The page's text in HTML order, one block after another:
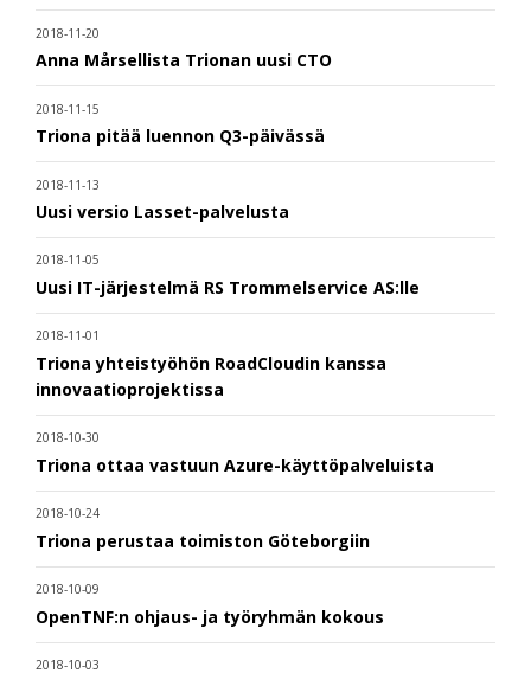
2018-11-20
Anna Mårsellista Trionan uusi CTO
2018-11-15
Triona pitää luennon Q3-päivässä
2018-11-13
Uusi versio Lasset-palvelusta
2018-11-05
Uusi IT-järjestelmä RS Trommelservice AS:lle
2018-11-01
Triona yhteistyöhön RoadCloudin kanssa
innovaatioprojektissa
2018-10-30
Triona ottaa vastuun Azure-käyttöpalveluista
2018-10-24
Triona perustaa toimiston Göteborgiin
2018-10-09
OpenTNF:n ohjaus- ja työryhmän kokous
2018-10-03